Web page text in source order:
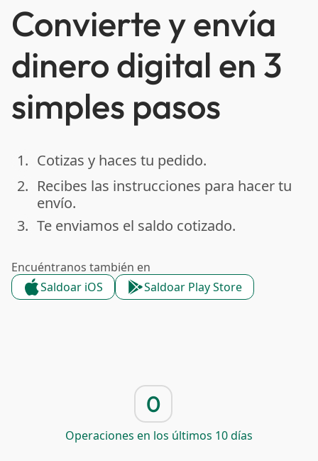
Convierte y envía
dinero digital en 3
simples pasos
done
1. Cotizas y haces tu pedido.
done
2. Recibes las instrucciones para hacer tu
envío.
done
3. Te enviamos el saldo cotizado.
Encuéntranos también en
Saldoar iOS
Saldoar Play Store
0
Operaciones en los últimos 10 días